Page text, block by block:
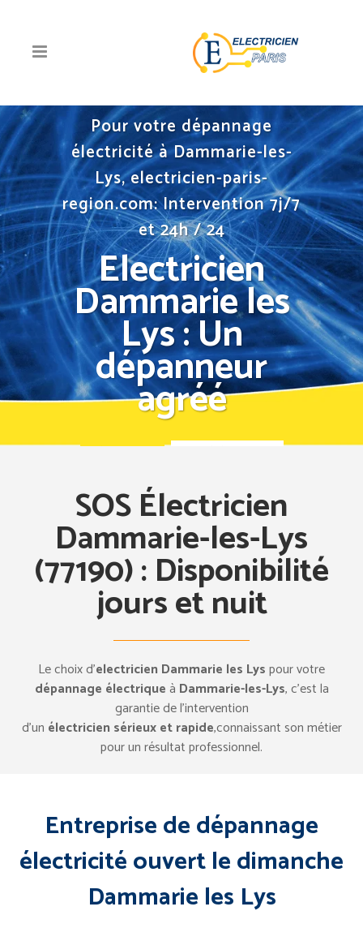
Pour votre dépannage
électricité à Dammarie-les-
Lys, electricien-paris-
region.com: Intervention 7j/7
et 24h / 24
Electricien
Dammarie les
Lys : Un
dépanneur
agréé
Tel: 07 57 94 67 83
SOS Électricien
Dammarie-les-Lys
(77190) : Disponibilité
jours et nuit
Le choix d’electricien Dammarie les Lyspour votre
dépannage électriqueà Dammarie-les-Lys, c’est la
garantie de l’intervention
d’un électricien sérieux et rapide,connaissant son métier
pour un résultat professionnel.
Entreprise de dépannage
électricité ouvert le dimanche
Dammarie les Lys